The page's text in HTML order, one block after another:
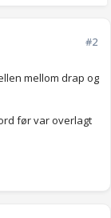
#2
mellom drap og
før var overlagt